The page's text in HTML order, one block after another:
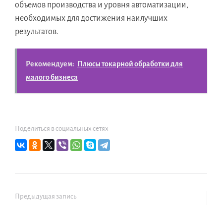
объемов производства и уровня автоматизации,
необходимых для достижения наилучших
результатов.
Рекомендуем:
Плюсы токарной обработки для
малого бизнеса
Поделиться в социальных сетях
Предыдущая запись